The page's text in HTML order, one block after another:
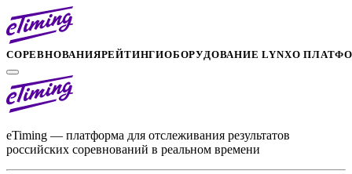
СОРЕВНОВАНИЯРЕЙТИНГИОБОРУДОВАНИЕ LYNXО
eTiming — платформа для отслеживания результатов
российских соревнований в реальном времени